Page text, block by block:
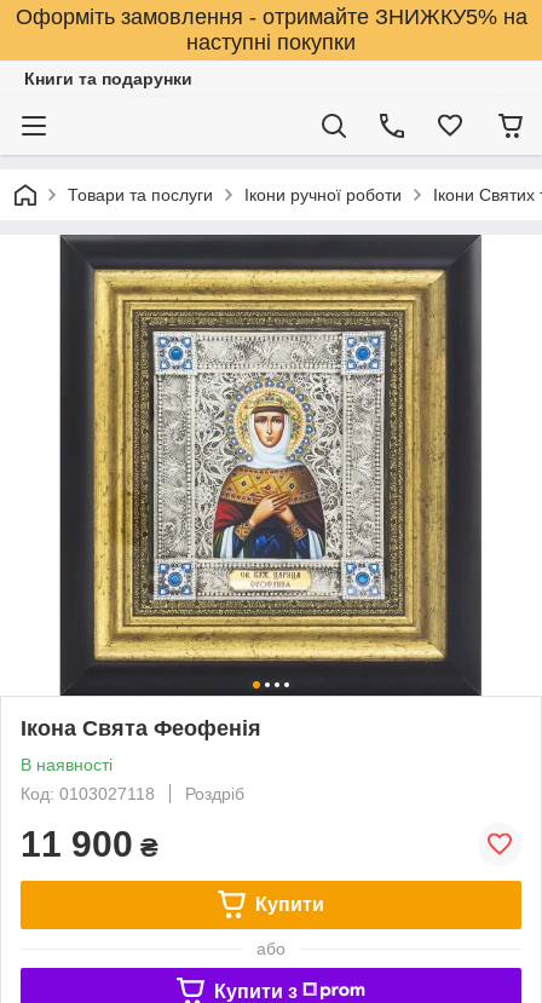
Оформіть замовлення - отримайте ЗНИЖКУ5% на
наступні покупки
Книги та подарунки
Товари та послуги Ікони ручної роботи Ікони Святих
Ікона Свята Феофенія
В наявності
Код: 0103027118
Роздріб
11 900 ₴
Купити
або
Купити з